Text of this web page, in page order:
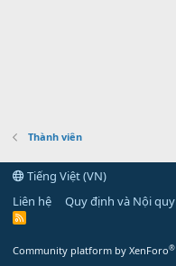
Thành viên
Tiếng Việt (VN)
Liên hệ
Quy định và Nội quy
R
Community platform by XenForo®